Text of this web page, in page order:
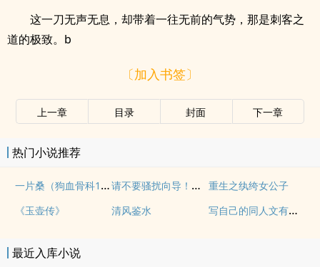
这一刀无声无息，却带着一往无前的气势，那是刺客之
道的极致。b
〔加入书签〕
上一章 目录 封面 下一章
热门小说推荐
一片桑（狗血骨科1v1） 请不要骚扰向导！（哨向NPH）
重生之纨绔女公子
《玉壶传》
清风鉴水 写自己的同人文有什么问题！
最近入库小说